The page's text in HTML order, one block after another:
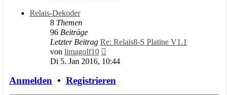
Relais-Dekoder
8 Themen
96 Beiträge
Letzter Beitrag Re: Relais8-S Platine V1.1
von limagolf10
Beitrag
Di 5. Jan 2016, 10:44
Anmelden • Registrieren